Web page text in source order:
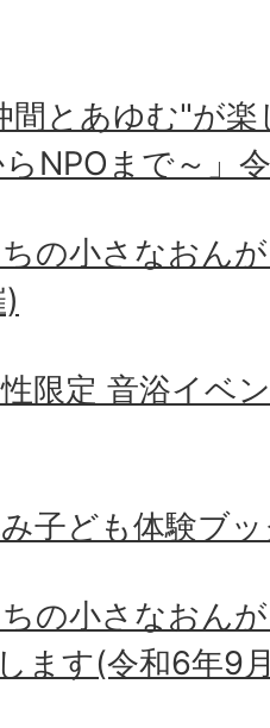
間とあゆむ"が
NPOまで～」
ちの小さなおん
性限定 音浴イベ
み子ども体験ブ
ちの小さなおん
ます(令和6年9